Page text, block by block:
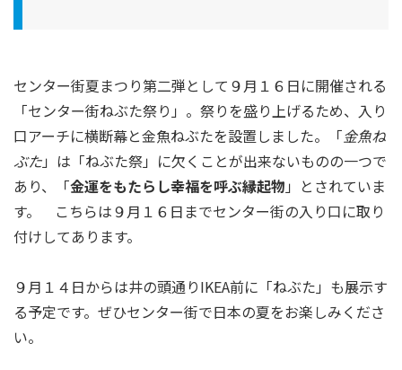
センター街夏まつり第二弾として９月１６日に開催される
「センター街ねぶた祭り」。祭りを盛り上げるため、入り
口アーチに横断幕と金魚ねぶたを設置しました。「金魚ね
ぶた」は「ねぶた祭」に欠くことが出来ないものの一つで
あり、「金運をもたらし幸福を呼ぶ縁起物 」とされていま
す。 こちらは９月１６日までセンター街の入り口に取り
付けしてあります。
９月１４日からは井の頭通りIKEA前に「ねぶた」も展示す
る予定です。ぜひセンター街で日本の夏をお楽しみくださ
い。